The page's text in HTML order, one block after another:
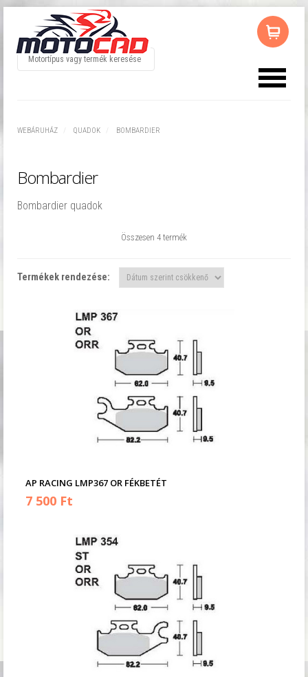
Az ön kosara üres
WEBÁRUHÁZ QUADOK BOMBARDIER
Bombardier
Bombardier quadok
Összesen 4 termék
Termékek rendezése:
AP RACING LMP367 OR FÉKBETÉT
7 500 Ft